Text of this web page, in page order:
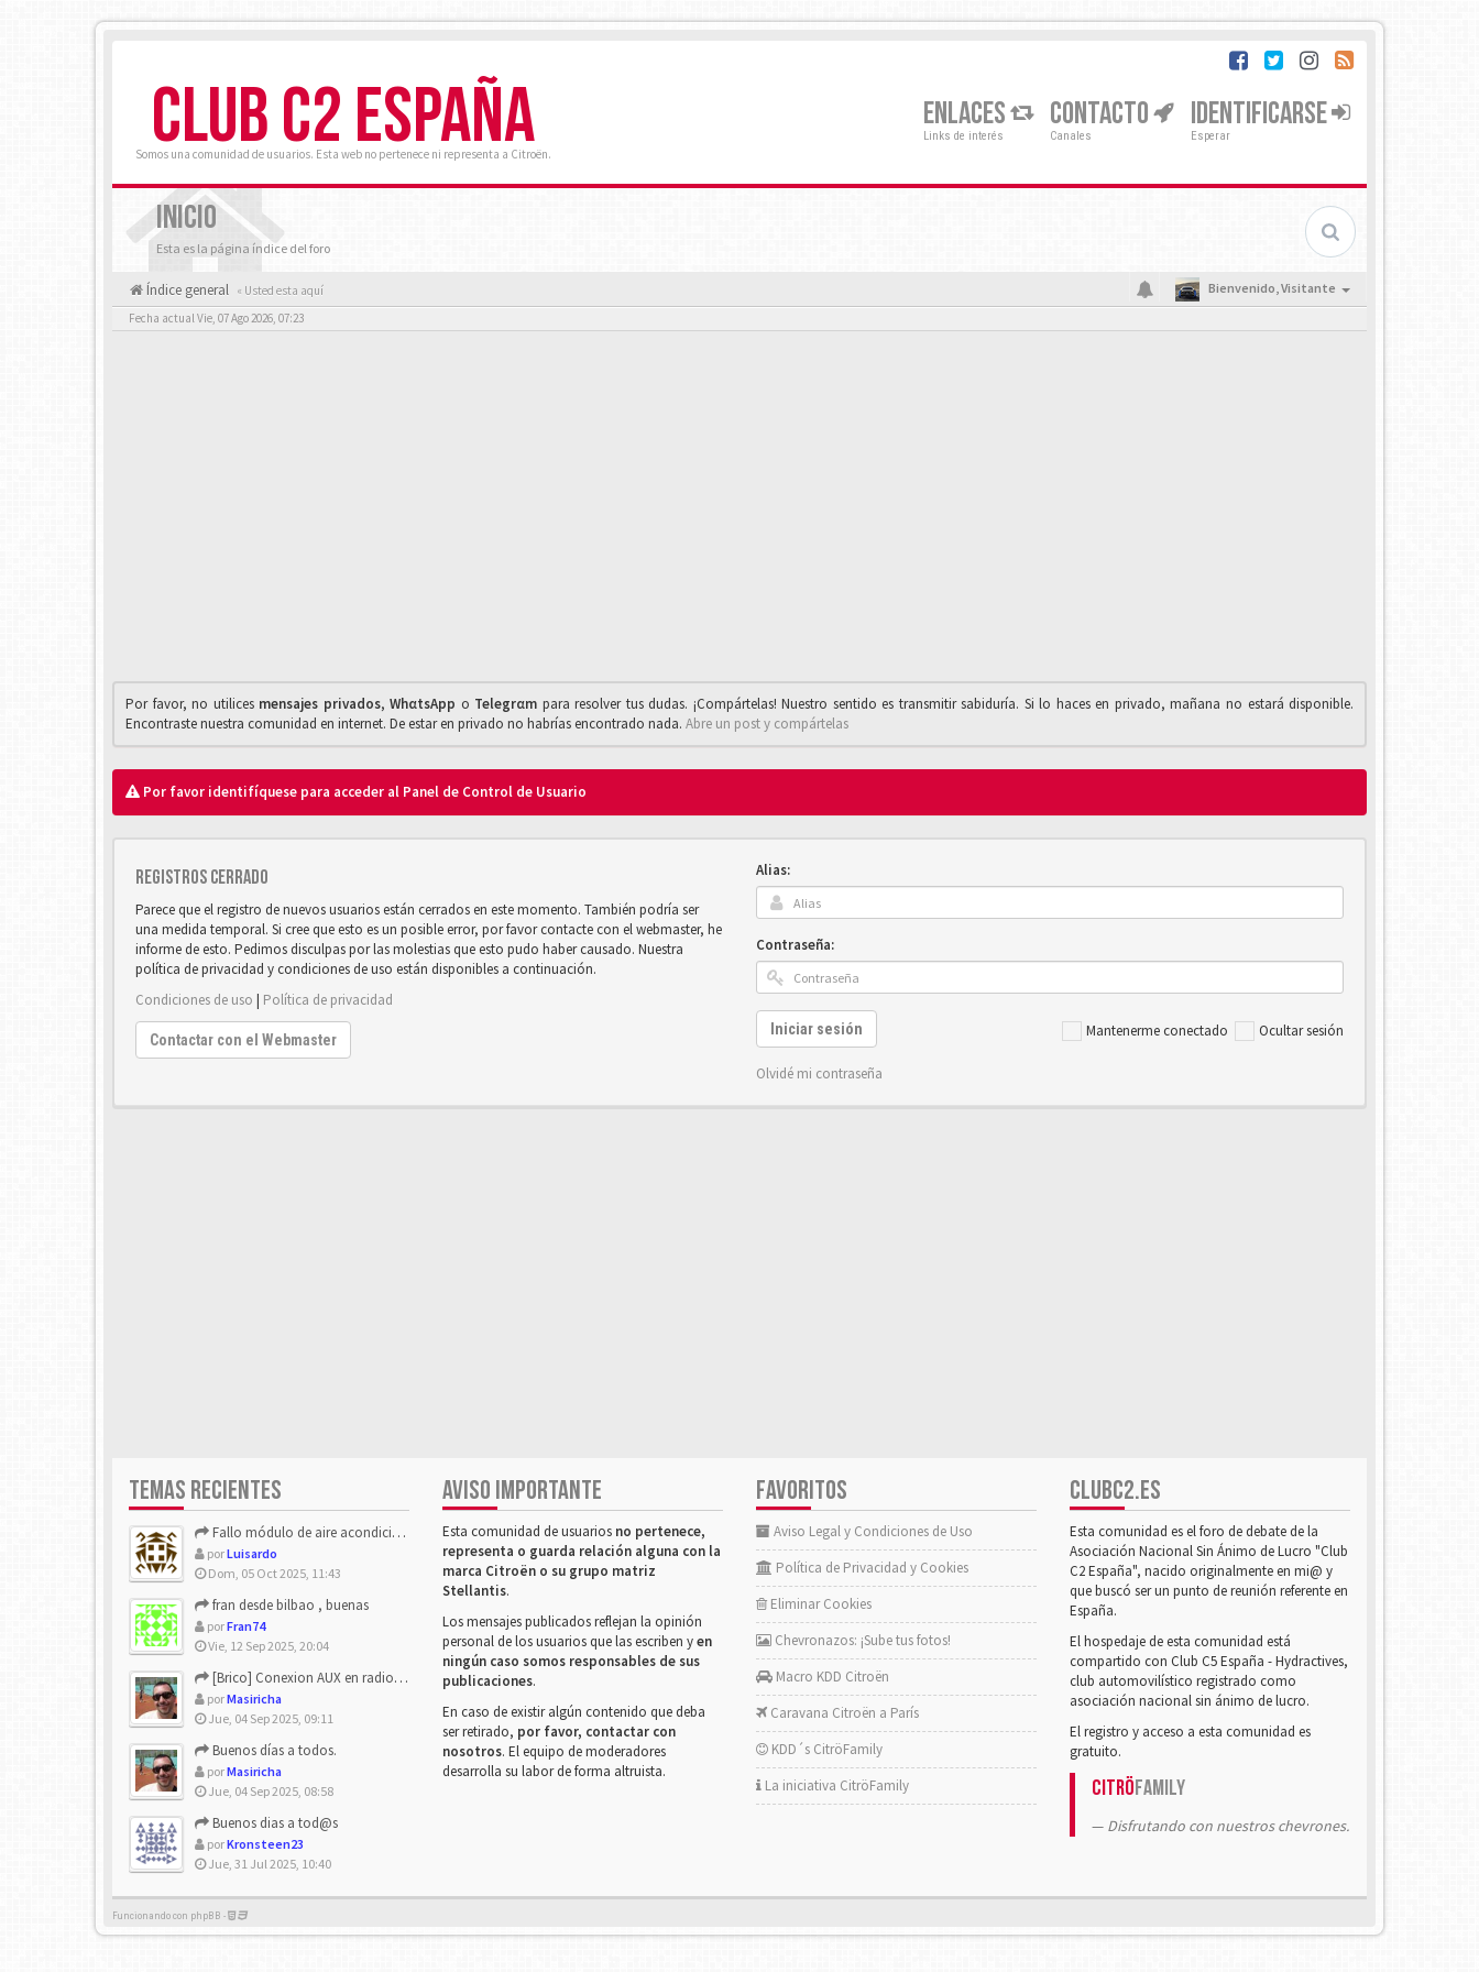
CLUB C2 ESPAÑA
Somos una comunidad de usuarios. Esta web no pertenece ni representa a Citroën.
ENLACES
Links de interés
CONTACTO
Canales
IDENTIFICARSE
Esperar
INICIO
Esta es la página índice del foro
Índice general « Usted esta aquí Bienvenido,Visitante
Fecha actual Vie, 07 Ago 2026, 07:23
Por favor, no utilices mensajes privados,WhαtsApp o Telegrαm para resolver tus dudas. ¡Compártelas! Nuestro sentido es transmitir sabiduría. Si lo haces en privado, mañana no estará disponible.
Encontraste nuestra comunidad en internet. De estar en privado no habrías encontrado nada. Abre un post y compártelas
Por favor identifíquese para acceder al Panel de Control de Usuario
Registros cerrado
Parece que el registro de nuevos usuarios están cerrados en este momento. También podría ser
una medida temporal. Si cree que esto es un posible error, por favor contacte con el webmaster, he
informe de esto. Pedimos disculpas por las molestias que esto pudo haber causado. Nuestra
política de privacidad y condiciones de uso están disponibles a continuación.
Condiciones de uso | Política de privacidad
Contactar con el Webmaster
Alias:
Contraseña:
Mantenerme conectado Ocultar sesión
Iniciar sesión
Olvidé mi contraseña
TEMAS RECIENTES
Fallo módulo de aire acondicionado
porLuisardo
Dom, 05 Oct 2025, 11:43
fran desde bilbao , buenas
porFran74
Vie, 12 Sep 2025, 20:04
[Brico] Conexion AUX en radio de origen
porMasiricha
Jue, 04 Sep 2025, 09:11
Buenos días a todos.
porMasiricha
Jue, 04 Sep 2025, 08:58
Buenos dias a tod@s
porKronsteen23
Jue, 31 Jul 2025, 10:40
AVISO IMPORTANTE
Esta comunidad de usuarios no pertenece,
representa o guarda relación alguna con la
marca Citroën o su grupo matriz
Stellantis.
Los mensajes publicados reflejan la opinión
personal de los usuarios que las escriben yen
ningún caso somos responsables de sus
publicaciones.
En caso de existir algún contenido que deba
ser retirado, por favor, contactar con
nosotros. El equipo de moderadores
desarrolla su labor de forma altruista.
FAVORITOS
Aviso Legal y Condiciones de Uso
Política de Privacidad y Cookies
Eliminar Cookies
Chevronazos: ¡Sube tus fotos!
Macro KDD Citroën
Caravana Citroën a París
KDD´s CitröFamily
La iniciativa CitröFamily
CLUBC2.ES
Esta comunidad es el foro de debate de la
Asociación Nacional Sin Ánimo de Lucro "Club
C2 España", nacido originalmente en mi@ y
que buscó ser un punto de reunión referente en
España.
El hospedaje de esta comunidad está
compartido con Club C5 España - Hydractives,
club automovilístico registrado como
asociación nacional sin ánimo de lucro.
El registro y acceso a esta comunidad es
gratuito.
CitröFamily
Disfrutando con nuestros chevrones.
Funcionando con phpBB -